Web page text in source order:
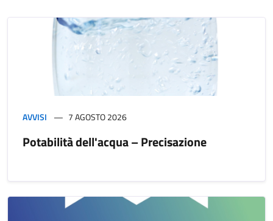
AVVISI 7 AGOSTO 2026
Potabilità dell'acqua – Precisazione